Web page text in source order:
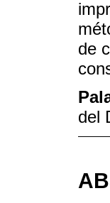
de
del